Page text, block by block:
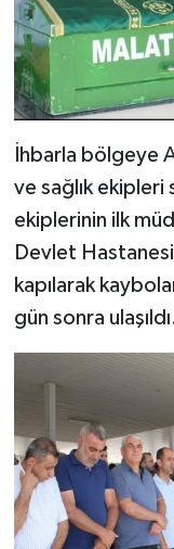
İhbarla bölgeye
ve sağlık ekipleri
ekiplerinin ilk
Devlet
kapılarak
gün sonra